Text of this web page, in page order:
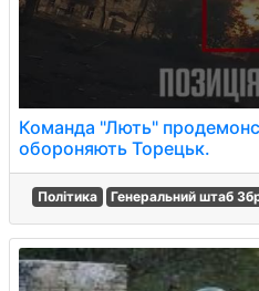
Команда "Лють"
обороняють Торецьк.
Політика Генеральний штаб